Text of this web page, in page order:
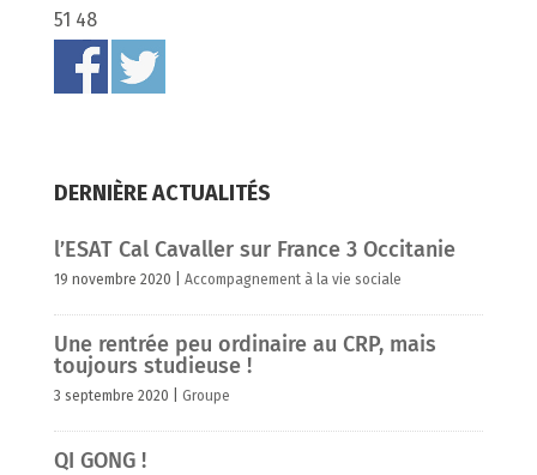
51 48
DERNIÈRE ACTUALITÉS
l’ESAT Cal Cavaller sur France 3 Occitanie
19 novembre 2020 Accompagnement à la vie sociale
Une rentrée peu ordinaire au CRP, mais
toujours studieuse !
3 septembre 2020 Groupe
QI GONG !